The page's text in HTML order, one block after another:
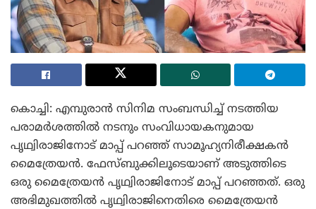
കൊച്ചി: എമ്പുരാൻ സിനിമ സംബന്ധിച്ച് നടത്തിയ
പരാമർശത്തിൽ നടനും സംവിധായകനുമായ
പൃഥ്വിരാജിനോട് മാപ്പ് പറഞ്ഞ് സാമൂഹ്യനിരീക്ഷകൻ
മൈത്രേയൻ. ഫേസ്ബുക്കിലൂടെയാണ് അടുത്തിടെ
ഒരു മൈത്രേയൻ പൃഥ്വിരാജിനോട് മാപ്പ് പറഞ്ഞത്. ഒരു
അഭിമുഖത്തിൽ പൃഥ്വിരാജിനെതിരെ മൈത്രേയൻ